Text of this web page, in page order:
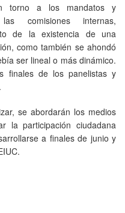
torno a los mandatos y
comisiones internas,
de la existencia de una
como también se ahondó
ser lineal o más dinámico.
finales de los panelistas y
se abordarán los medios
la participación ciudadana
a finales de junio y